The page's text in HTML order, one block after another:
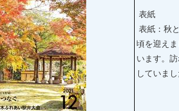
表紙
表紙：秋
頃を迎え
います。
していま